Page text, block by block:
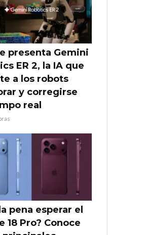
presenta Gemini
ER 2, la IA que
a los robots
y corregirse
real
pena esperar el
18 Pro? Conoce